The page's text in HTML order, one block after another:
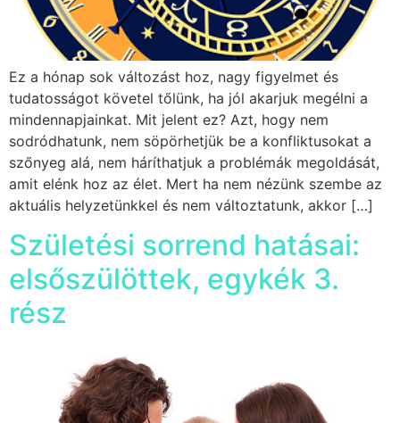
Ez a hónap sok változást hoz, nagy figyelmet és
tudatosságot követel tőlünk, ha jól akarjuk megélni a
mindennapjainkat. Mit jelent ez? Azt, hogy nem
sodródhatunk, nem söpörhetjük be a konfliktusokat a
szőnyeg alá, nem háríthatjuk a problémák megoldását,
amit elénk hoz az élet. Mert ha nem nézünk szembe az
aktuális helyzetünkkel és nem változtatunk, akkor […]
Születési sorrend hatásai:
elsőszülöttek, egykék 3.
rész